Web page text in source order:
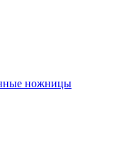
ножницы